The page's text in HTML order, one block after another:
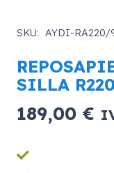
SKU: AYDI-RA220/
SILLA R220
189,00 €